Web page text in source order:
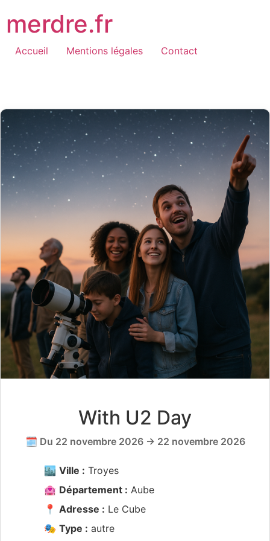
au
contenu
merdre.fr
Accueil Mentions légales Contact
With U2 Day
🗓️ Du 22 novembre 2026 → 22 novembre 2026
🏙️ Ville : Troyes
🏩 Département : Aube
📍 Adresse : Le Cube
🎭 Type : autre